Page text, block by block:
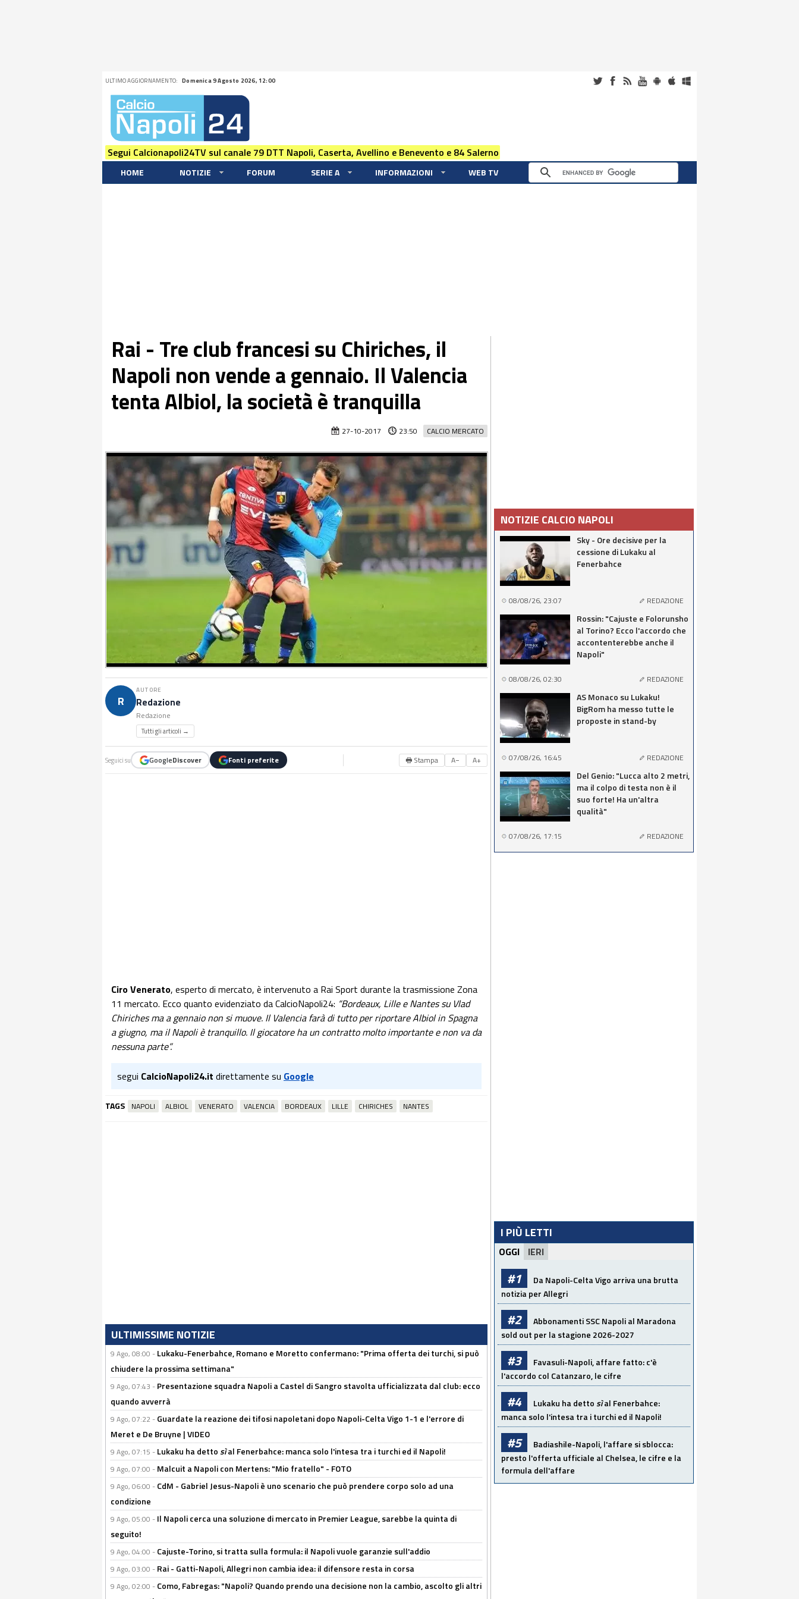
ULTIMO AGGIORNAMENTO: Domenica 9 Agosto 2026, 12:00
Segui Calcionapoli24TV sul canale 79 DTT Napoli, Caserta, Avellino e Benevento e 84 Salerno
HOME NOTIZIE FORUM SERIE A INFORMAZIONI WEB TV
Rai - Tre club francesi su Chiriches, il
Napoli non vende a gennaio. Il Valencia
tenta Albiol, la società è tranquilla
CALCIO MERCATO
27-10-2017 23:50
R
AUTORE
Redazione
Redazione
Tutti gli articoli →
Seguici su GoogleDiscover Fonti preferite 🖶 Stampa A− A+
Ciro Venerato, esperto di mercato, è intervenuto a Rai Sport durante la trasmissione Zona
11 mercato. Ecco quanto evidenziato da CalcioNapoli24: “Bordeaux, Lille e Nantes su Vlad
Chiriches ma a gennaio non si muove. Il Valencia farà di tutto per riportare Albiol in Spagna
a giugno, ma il Napoli è tranquillo. Il giocatore ha un contratto molto importante e non va da
nessuna parte”.
segui CalcioNapoli24.it direttamente su Google
TAGS NAPOLI ALBIOL VENERATO VALENCIA BORDEAUX LILLE CHIRICHES NANTES
ULTIMISSIME NOTIZIE
9 Ago, 08:00 - Lukaku-Fenerbahce, Romano e Moretto confermano: "Prima offerta dei turchi, si può
chiudere la prossima settimana"
9 Ago, 07:43 - Presentazione squadra Napoli a Castel di Sangro stavolta ufficializzata dal club: ecco
quando avverrà
9 Ago, 07:22 - Guardate la reazione dei tifosi napoletani dopo Napoli-Celta Vigo 1-1 e l'errore di
Meret e De Bruyne | VIDEO
9 Ago, 07:15 - Lukaku ha dettosìal Fenerbahce: manca solo l'intesa tra i turchi ed il Napoli!
9 Ago, 07:00 - Malcuit a Napoli con Mertens: "Mio fratello" - FOTO
9 Ago, 06:00 - CdM - Gabriel Jesus-Napoli è uno scenario che può prendere corpo solo ad una
condizione
9 Ago, 05:00 - Il Napoli cerca una soluzione di mercato in Premier League, sarebbe la quinta di
seguito!
9 Ago, 04:00 - Cajuste-Torino, si tratta sulla formula: il Napoli vuole garanzie sull'addio
9 Ago, 03:00 - Rai - Gatti-Napoli, Allegri non cambia idea: il difensore resta in corsa
9 Ago, 02:00 - Como, Fabregas: "Napoli? Quando prendo una decisione non la cambio, ascolto gli altri
NOTIZIE CALCIO NAPOLI
Sky - Ore decisive per la
cessione di Lukaku al
Fenerbahce
08/08/26, 23:07 REDAZIONE
Rossin: "Cajuste e Folorunsho
al Torino? Ecco l'accordo che
accontenterebbe anche il
Napoli"
08/08/26, 02:30 REDAZIONE
AS Monaco su Lukaku!
BigRom ha messo tutte le
proposte in stand-by
07/08/26, 16:45 REDAZIONE
Del Genio: "Lucca alto 2 metri,
ma il colpo di testa non è il
suo forte! Ha un'altra
qualità"
07/08/26, 17:15 REDAZIONE
I PIÙ LETTI
OGGI IERI
#1
Da Napoli-Celta Vigo arriva una brutta
notizia per Allegri
#2
Abbonamenti SSC Napoli al Maradona
sold out per la stagione 2026-2027
#3
Favasuli-Napoli, affare fatto: c'è
l'accordo col Catanzaro, le cifre
#4 Lukaku ha dettosìal Fenerbahce:
manca solo l'intesa tra i turchi ed il Napoli!
#5
Badiashile-Napoli, l'affare si sblocca:
presto l'offerta ufficiale al Chelsea, le cifre e la
formula dell'affare